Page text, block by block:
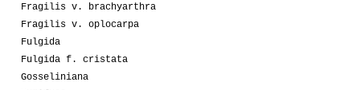
Fragilis v. brachyarthra
Fragilis v. oplocarpa
Fulgida
Fulgida f. cristata
Gosseliniana